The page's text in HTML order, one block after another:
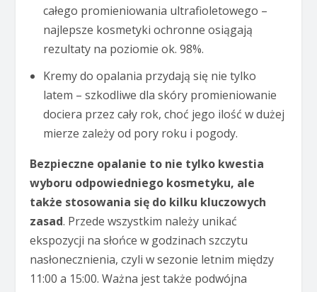
całego promieniowania ultrafioletowego –
najlepsze kosmetyki ochronne osiągają
rezultaty na poziomie ok. 98%.
Kremy do opalania przydają się nie tylko
latem – szkodliwe dla skóry promieniowanie
dociera przez cały rok, choć jego ilość w dużej
mierze zależy od pory roku i pogody.
Bezpieczne opalanie to nie tylko kwestia
wyboru odpowiedniego kosmetyku, ale
także stosowania się do kilku kluczowych
zasad. Przede wszystkim należy unikać
ekspozycji na słońce w godzinach szczytu
nasłonecznienia, czyli w sezonie letnim między
11:00 a 15:00. Ważna jest także podwójna